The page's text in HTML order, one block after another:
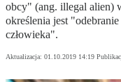
obcy" (ang. illegal alien)
określenia jest
człowieka".
Aktualizacja: 01.10.2019 14:19